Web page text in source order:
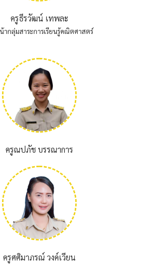
ครูธีรวัฒน์ เทพละ
ากลุ่มสาระการเรียนรู้คณิตศาสตร์
ครูณปภัช บรรณาการ
ครูศศิมาภรณ์ วงค์เวียน